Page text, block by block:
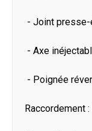
- Joint presse-
- Axe
- Poignée
Raccordement